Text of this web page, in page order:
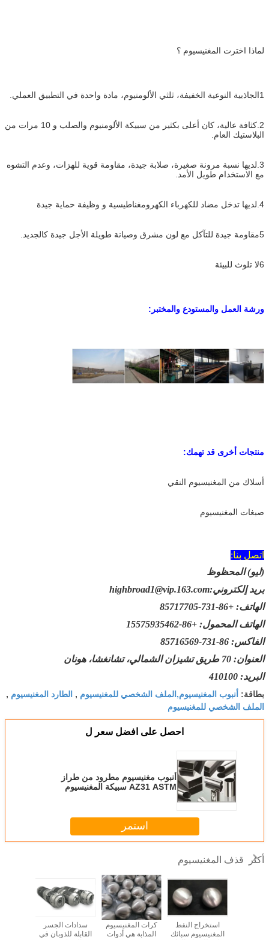
لماذا اخترت المغنيسيوم ؟
1الجاذبية النوعية الخفيفة، ثلثي الألومنيوم، مادة واحدة في التطبيق العملي.
2.كثافة عالية، كان أعلى بكثير من سبيكة الألومنيوم والصلب و 10 مرات من
البلاستيك العام.
3.لديها نسبة مرونة صغيرة، صلابة جيدة، مقاومة قوية للهزات، وعدم التشوه
مع الاستخدام طويل الأمد.
4.لديها تدخل مضاد للكهرباء الكهرومغناطيسية و وظيفة حماية جيدة
5مقاومة جيدة للتآكل مع لون مشرق وصيانة طويلة الأجل جيدة كالجديد.
6لا تلوث للبيئة
ورشة العمل والمستودع والمختبر:
منتجات أخرى قد تهمك:
أسلاك من المغنيسيوم النقي
صبغات المغنيسيوم
اتصل بنا:
(ليو) المحظوظ
بريد إلكتروني:highbroad1@vip.163.com
الهاتف: +86-731-85717705
الهاتف المحمول: +86-15575935462
الفاكس: 86-731-85716569
العنوان: 70 طريق تشيزان الشمالي، تشانغشا، هونان
البريد: 410100
بطاقة: أنبوب المغنيسيوم,الملف الشخصي للمغنيسيوم , الطارد المغنيسيوم ,
الملف الشخصي للمغنيسيوم
احصل على افضل سعر ل
أنبوب مغنيسيوم مطرود من طراز
AZ31 ASTM سبيكة المغنيسيوم
استمر
أكثر قذف المغنيسيوم
سدادات الجسر
القابلة للذوبان في
كرات المغنيسيوم
المذابة هي أدوات
استخراج النفط
المغنيسيوم سبائك